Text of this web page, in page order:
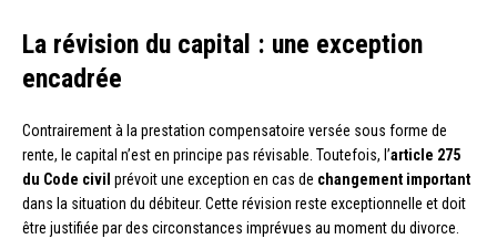
La révision du capital : une exception
encadrée
Contrairement à la prestation compensatoire versée sous forme de
rente, le capital n’est en principe pas révisable. Toutefois, l’article 275
du Code civil prévoit une exception en cas de changement important
dans la situation du débiteur. Cette révision reste exceptionnelle et doit
être justifiée par des circonstances imprévues au moment du divorce.